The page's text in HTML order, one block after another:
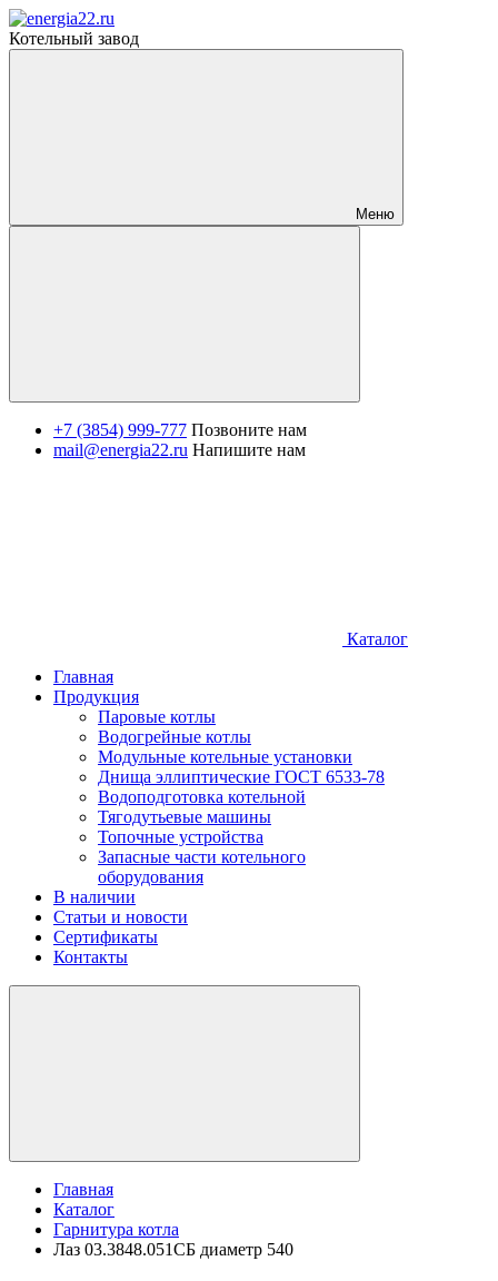
Котельный завод
Меню
+7 (3854) 999-777 Позвоните нам
mail@energia22.ru Напишите нам
Каталог
Главная
Продукция
Паровые котлы
Водогрейные котлы
Модульные котельные установки
Днища эллиптические ГОСТ 6533-78
Водоподготовка котельной
Тягодутьевые машины
Топочные устройства
Запасные части котельного
оборудования
В наличии
Статьи и новости
Сертификаты
Контакты
Главная
Каталог
Гарнитура котла
Лаз 03.3848.051СБ диаметр 540